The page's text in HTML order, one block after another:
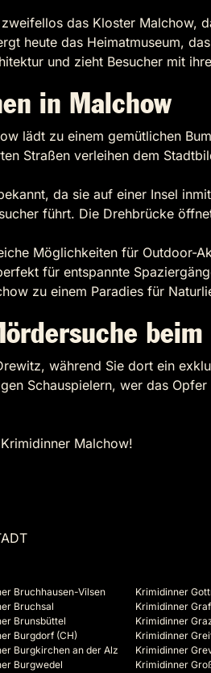
das Kloster Malchow,
heute das Heimatmuseum,
und zieht Besucher mit
in Malchow
lädt zu einem gemütlichen
Straßen verleihen dem
da sie auf einer Insel
führt. Die Drehbrücke
Möglichkeiten für Outdoor-
für entspannte
zu einem Paradies für
während Sie dort ein
Schauspielern, wer das
Malchow!
Bruchhausen-Vilsen
Bruchsal
Brunsbüttel
Burgdorf (CH)
Burgkirchen an der Alz
Burgwedel
Krimidinner
Krimidinner
Krimidinner
Krimidinner
Krimidinner
Krimidinner